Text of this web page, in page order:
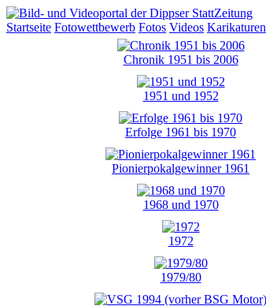
Startseite Fotowettbewerb Fotos Videos Karikaturen
Chronik 1951 bis 2006
1951 und 1952
Erfolge 1961 bis 1970
Pionierpokalgewinner 1961
1968 und 1970
1972
1979/80